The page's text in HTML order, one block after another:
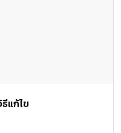
แก้ไข